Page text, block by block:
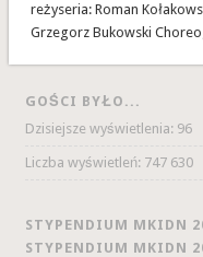
reżyseria: Roman
Grzegorz Bukowski
GOŚCI BYŁO...
Dzisiejsze wyświetlenia: 96
Liczba wyświetleń: 747 630
STYPENDIUM MKIDN
STYPENDIUM MKIDN